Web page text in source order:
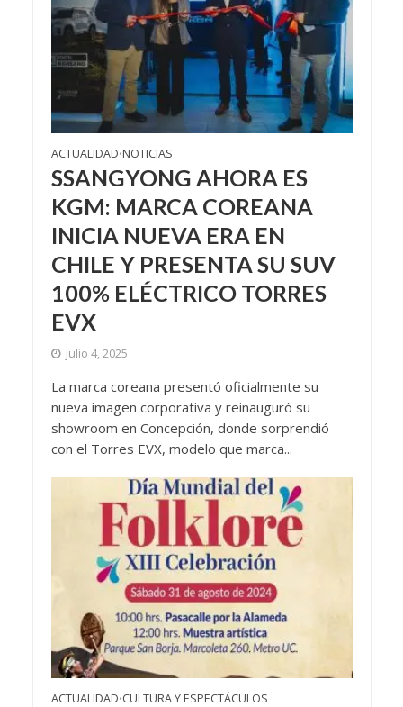
ACTUALIDAD•NOTICIAS
SSANGYONG AHORA ES
KGM: MARCA COREANA
INICIA NUEVA ERA EN
CHILE Y PRESENTA SU SUV
100% ELÉCTRICO TORRES
EVX
julio 4, 2025
La marca coreana presentó oficialmente su
nueva imagen corporativa y reinauguró su
showroom en Concepción, donde sorprendió
con el Torres EVX, modelo que marca...
ACTUALIDAD•CULTURA Y ESPECTÁCULOS